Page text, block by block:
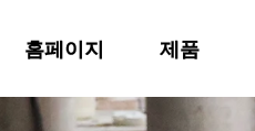
홈페이지 제품